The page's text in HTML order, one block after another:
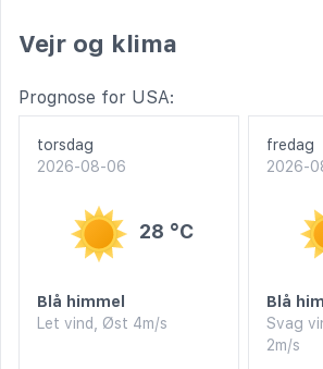
Vejr og klima
Prognose for USA:
torsdag
2026-08-06
28 °C
Blå himmel
Let vind, Øst 4m/s
fredag
2026-
Blå
Svag
2m/s